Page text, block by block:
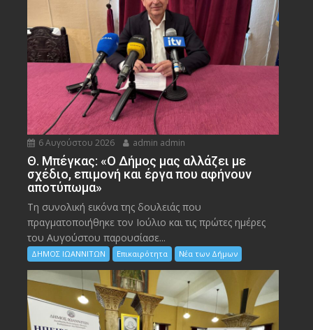
6 Αυγούστου 2026 admin admin
Θ. Μπέγκας: «Ο Δήμος μας αλλάζει με
σχέδιο, επιμονή και έργα που αφήνουν
αποτύπωμα»
Τη συνολική εικόνα της δουλειάς που
πραγματοποιήθηκε τον Ιούλιο και τις πρώτες ημέρες
του Αυγούστου παρουσίασε...
ΔΗΜΟΣ ΙΩΑΝΝΙΤΩΝ Επικαιρότητα Νέα των Δήμων